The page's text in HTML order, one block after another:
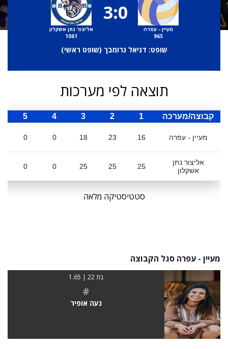
מעיין - עפרה
965
3:0
אליצור נתן אשקלון
1061
שופט: דניאל גרומבך (שופט ראשי)
תוצאה לפי מערכות
קבוצה/מערכה 1
2
3
4
5
מעיין - עפרה 16
23
18
0
0
אליצור נתן
אשקלון
25
25
25
0
0
סטטיסטיקה מלאה
מעיין - עפרה סגל הקבוצה
בת 22 | 1.65
#
נעה אופיר